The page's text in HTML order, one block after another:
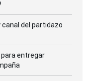
canal del partidazo
para entregar